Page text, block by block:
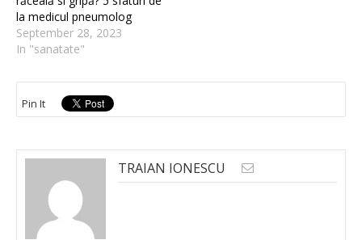
la medicul pneumolog
September 28, 2023
In "sanatate"
Pin It
TRAIAN IONESCU